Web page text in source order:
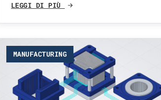
LEGGI DI PIÙ
MANUFACTURING